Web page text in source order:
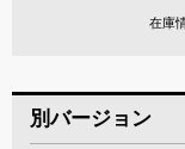
在庫
別バージョン